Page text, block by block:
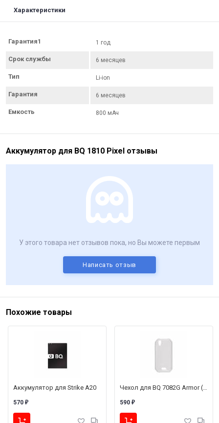
Характеристики
Гарантия1 1 год
Срок службы 6 месяцев
Тип Li-ion
Гарантия 6 месяцев
Емкость 800 мАч
Аккумулятор для BQ 1810 Pixel отзывы
У этого товара нет отзывов пока, но Вы можете первым
Написать отзыв
Похожие товары
Аккумулятор для Strike A20
570 ₽ 590 ₽